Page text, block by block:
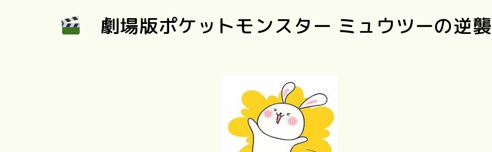
劇場版ポケットモンスター ミュウツーの逆襲